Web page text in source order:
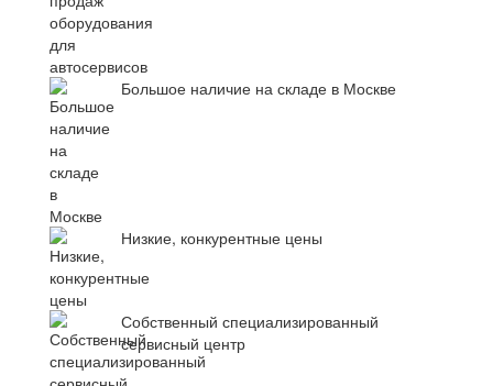
Большое наличие на складе в Москве
Низкие, конкурентные цены
Собственный специализированный
сервисный центр